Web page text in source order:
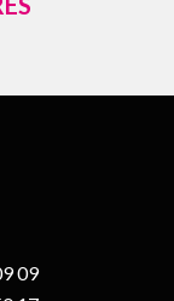
09